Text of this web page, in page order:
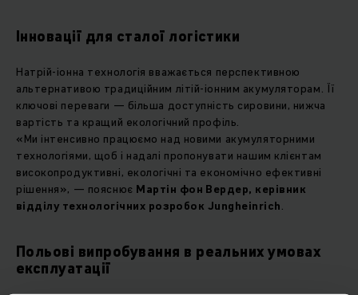
Інновації для сталої логістики
Натрій-іонна технологія вважається перспективною
альтернативою традиційним літій-іонним акумуляторам. Її
ключові переваги — більша доступність сировини, нижча
вартість та кращий екологічний профіль.
«Ми інтенсивно працюємо над новими акумуляторними
технологіями, щоб і надалі пропонувати нашим клієнтам
високопродуктивні, екологічні та економічно ефективні
рішення», — пояснює Мартін фон Вердер, керівник
відділу технологічних розробок Jungheinrich.
Польові випробування в реальних умовах
експлуатації